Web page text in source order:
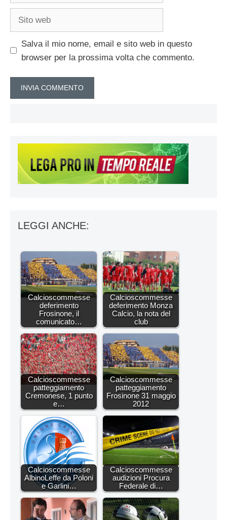
Salva il mio nome, email e sito web in questo
browser per la prossima volta che commento.
LEGGI ANCHE:
Calcioscommesse
deferimento
Frosinone, il
comunicato…
Calcioscommesse
deferimento Monza
Calcio, la nota del
club
Calcioscommesse
patteggiamento
Cremonese, 1 punto
e…
Calcioscommesse
patteggiamento
Frosinone 31 maggio
2012
Calcioscommesse
AlbinoLeffe da Poloni
e Garlini…
Calcioscommesse
audizioni Procura
Federale di…